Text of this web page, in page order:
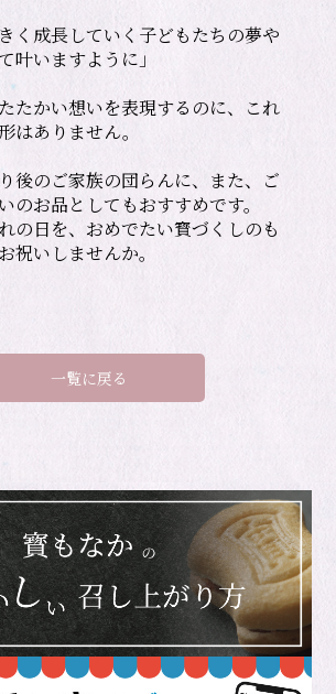
く成長していく子どもたちの夢や
叶いますように」
たかい想いを表現するのに、これ
はありません。
後のご家族の団らんに、また、ご
のお品としてもおすすめです。
の日を、おめでたい寳づくしのも
祝いしませんか。
一覧に戻る